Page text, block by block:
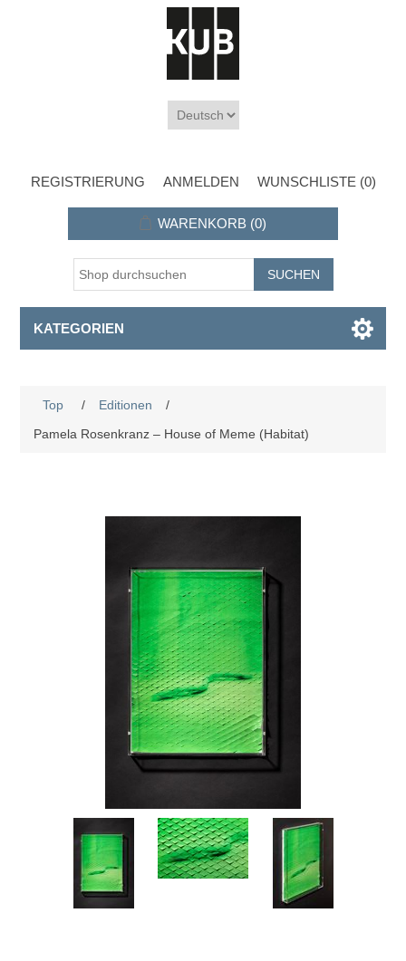
REGISTRIERUNG ANMELDEN WUNSCHLISTE (0)
WARENKORB (0)
KATEGORIEN
Top / Editionen
/
Pamela Rosenkranz – House of Meme (Habitat)